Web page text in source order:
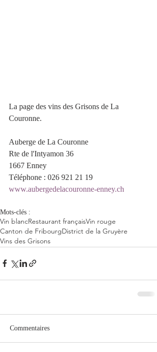
La page des vins des Grisons de La
Couronne.
Auberge de La Couronne
Rte de l'Intyamon 36
1667 Enney
Téléphone : 026 921 21 19
www.aubergedelacouronne-enney.ch
Mots-clés :
Vin blancRestaurant françaisVin rouge
Canton de FribourgDistrict de la Gruyère
Vins des Grisons
Commentaires